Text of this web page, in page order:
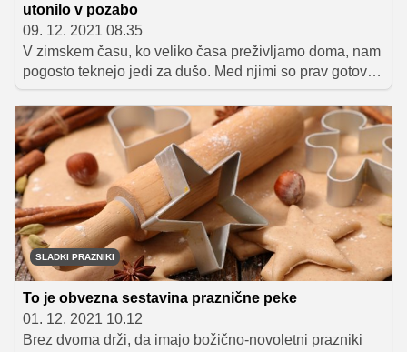
utonilo v pozabo
09. 12. 2021 08.35
V zimskem času, ko veliko časa preživljamo doma, nam
pogosto teknejo jedi za dušo. Med njimi so prav gotovo
tudi čudovito puhasti buhteljni, sladko pecivo iz
kvašenega testa, ki je pri nas skoraj utonilo v pozabo.
Takšnih, kot so jih pripravljale naše babice, v naših
pekarnah in kavarnah skorajda ni moč dobiti. Ker pa
najbolje teknejo, ko so še topli, so vsekakor najboljši
doma pripravljeni buhteljni.
SLADKI PRAZNIKI
To je obvezna sestavina praznične peke
01. 12. 2021 10.12
Brez dvoma drži, da imajo božično-novoletni prazniki